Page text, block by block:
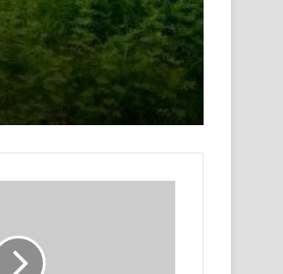
تساقطات
مناطق واسعة
البلاد